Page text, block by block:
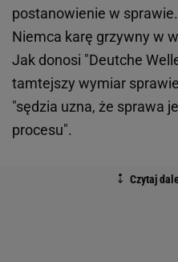
postanowienie w
Niemca karę grzywny w
Jak donosi "Deutche
tamtejszy wymiar
"sędzia uzna, że sprawa
procesu".